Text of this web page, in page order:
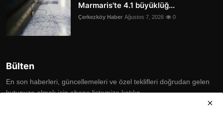
Marmaris'te 4.1 büyüklüğ...
Çerkezköy Haber Ağustos 7, 2026 0
Bülten
En son haberleri, güncellemeleri ve özel teklifleri doğrudan gelen
kutunuza almak için abone listemize katılın